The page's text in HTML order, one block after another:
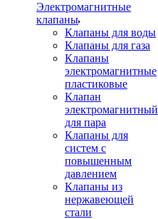
Электромагнитные
клапаны
Клапаны для воды
Клапаны для газа
Клапаны
электромагнитные
пластиковые
Клапан
электромагнитный
для пара
Клапаны для
систем с
повышенным
давлением
Клапаны из
нержавеющей
стали